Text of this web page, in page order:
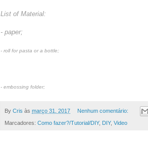
List of Material:
- paper;
- roll for pasta or a bottle;
- embossing folder;
By Cris às março 31, 2017 Nenhum comentário:
Marcadores: Como fazer?/Tutorial/DIY, DIY, Video